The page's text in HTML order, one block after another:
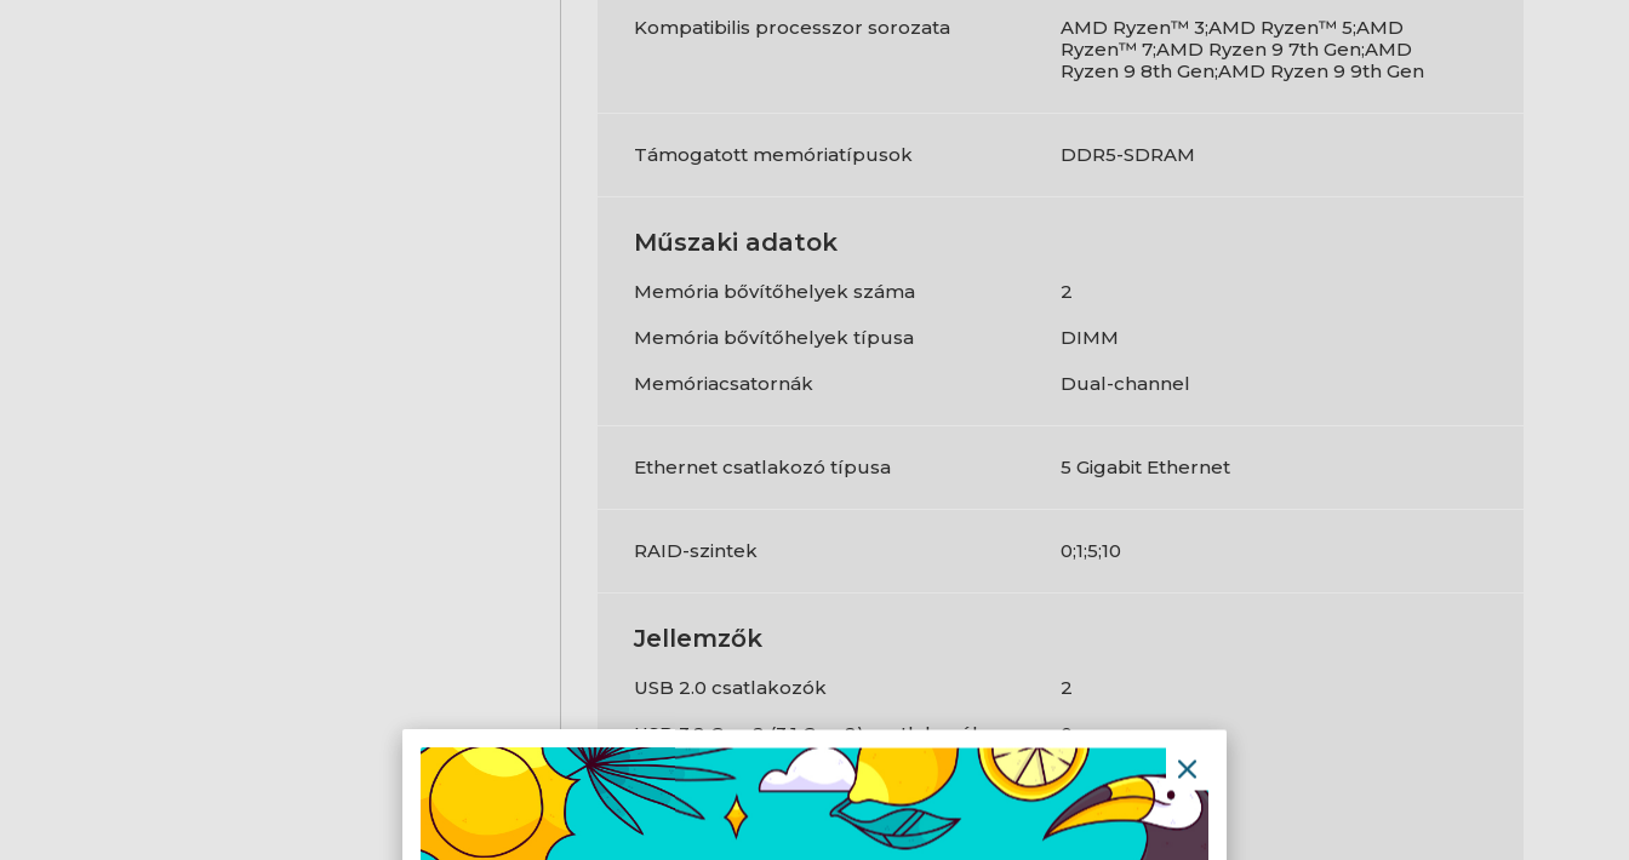
Kompatibilis processzor sorozata
AMD Ryzen™ 3;AMD Ryzen™ 5;AMD
Ryzen™ 7;AMD Ryzen 9 7th Gen;AMD
Ryzen 9 8th Gen;AMD Ryzen 9 9th Gen
Támogatott memóriatípusok DDR5-SDRAM
Műszaki adatok
Memória bővítőhelyek száma
2
Memória bővítőhelyek típusa
DIMM
Memóriacsatornák
Dual-channel
Ethernet csatlakozó típusa 5 Gigabit Ethernet
RAID-szintek 0;1;5;10
Jellemzők
USB 2.0 csatlakozók
2
USB 3.2 Gen 2 (3.1 Gen 2) csatlakozók
0
SATA III-csatlakozók száma
4
Elülső panel hangcsatlakozója
Igen